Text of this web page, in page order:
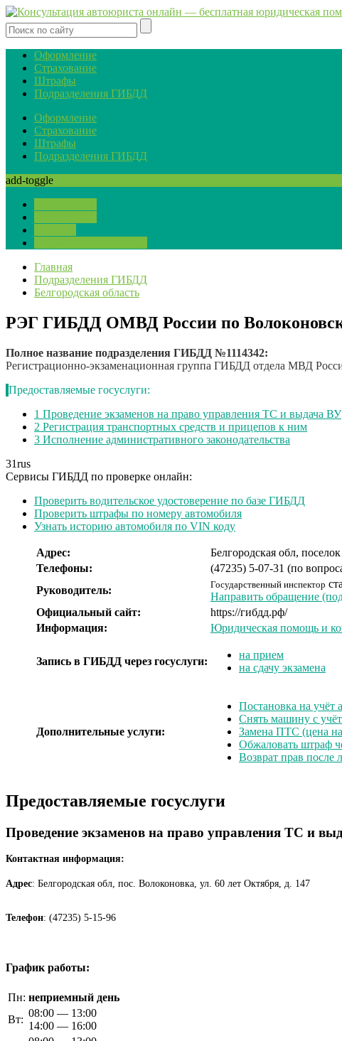
Оформление
Страхование
Штрафы
Подразделения ГИБДД
Оформление
Страхование
Штрафы
Подразделения ГИБДД
add-toggle
Главная
Подразделения ГИБДД
Белгородская область
РЭГ ГИБДД ОМВД России по
Полное название подразделения ГИБДД №1114342:
Регистрационно-экзаменационная группа ГИБДД отдела МВД
Предоставляемые госуслуги:
1 Проведение экзаменов на право управления ТС и выдача ВУ
2 Регистрация транспортных средств и прицепов к ним
3 Исполнение административного законодательства
31rus
Сервисы ГИБДД по проверке онлайн:
Проверить водительское удостоверение по базе ГИБДД
Проверить штрафы по номеру автомобиля
Узнать историю автомобиля по VIN коду
Адрес:
Белгородская обл,
Телефоны:
(47235) 5-07-31 (по
Руководитель:
Государственный инспектор
Направить обращение
Официальный сайт:
https://гибдд.рф/
Информация:
Юридическая помощь и
Запись в ГИБДД через госуслуги:
на прием
на сдачу экзамена
Дополнительные услуги:
Постановка на учёт
Снять машину с
Замена ПТС (цена
Обжаловать штраф
Возврат прав после
Предоставляемые госуслуги
Проведение экзаменов на право управления ТС и
Контактная информация:
Адрес: Белгородская обл, поc. Волоконовка, ул. 60 лет Октября, д. 147
Телефон: (47235) 5-15-96
График работы:
Пн: неприемный день
Вт:
08:00 — 13:00
14:00 — 16:00